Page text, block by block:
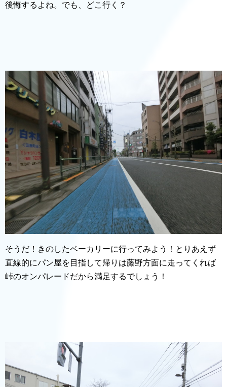
後悔するよね。でも、どこ行く？
そうだ！きのしたベーカリーに行ってみよう！とりあえず
直線的にパン屋を目指して帰りは藤野方面に走ってくれば
峠のオンパレードだから満足するでしょう！